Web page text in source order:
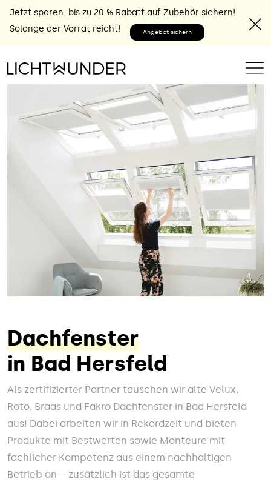
Jetzt sparen: bis zu 20 % Rabatt auf Zubehör sichern!
Solange der Vorrat reicht!
Angebot sichern
Dachfenster
in Bad Hersfeld
Als zertifizierter Partner tauschen wir alte Velux,
Roto, Braas und Fakro Dachfenster in Bad Hersfeld
aus! Dabei arbeiten wir in Rekordzeit und bieten
Produkte mit Bestwerten sowie Monteure mit
fachlicher Kompetenz aus einem nachhaltigen
Betrieb an – zusätzlich ist das gesamte